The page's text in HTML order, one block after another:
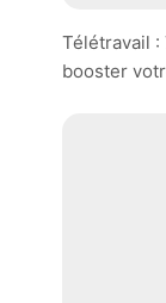
Télétravail
booster